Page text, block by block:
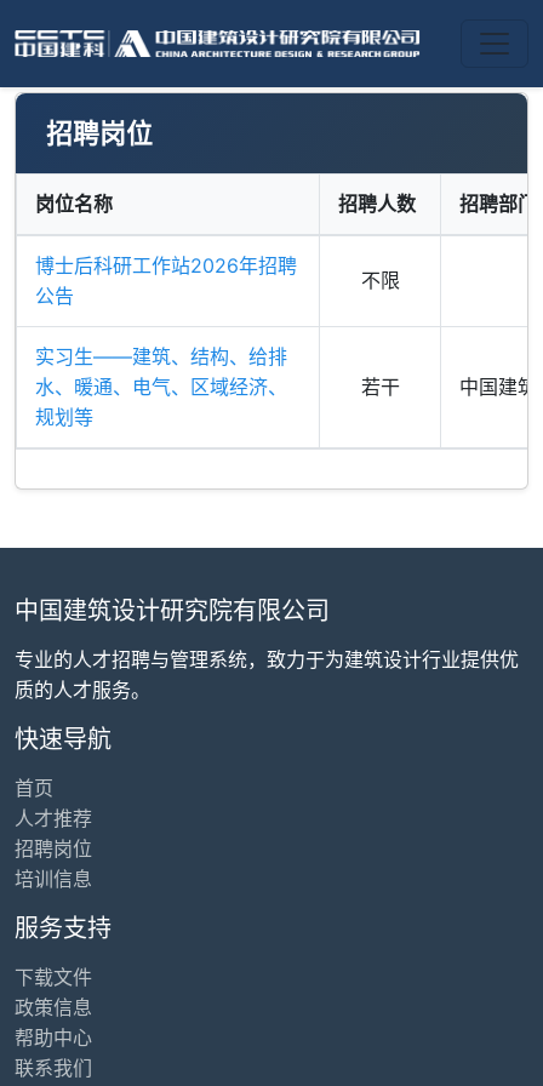
招聘岗位
岗位名称 招聘人数 招聘部门
博士后科研工作站2026年招聘
公告
不限
实习生——建筑、结构、给排
水、暖通、电气、区域经济、
规划等
若干 中国建
中国建筑设计研究院有限公司
专业的人才招聘与管理系统，致力于为建筑设计行业提供优
质的人才服务。
快速导航
首页
人才推荐
招聘岗位
培训信息
服务支持
下载文件
政策信息
帮助中心
联系我们